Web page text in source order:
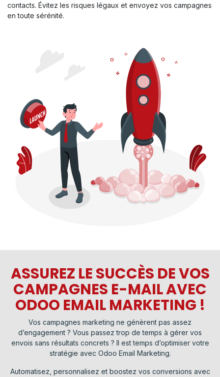
contacts. Évitez les risques légaux et envoyez vos campagnes
en toute sérénité.
ASSUREZ LE SUCCÈS DE VOS
CAMPAGNES E-MAIL AVEC
ODOO EMAIL MARKETING !
Vos campagnes marketing ne génèrent pas assez
d’engagement ? Vous passez trop de temps à gérer vos
envois sans résultats concrets ? Il est temps d’optimiser votre
stratégie avec Odoo Email Marketing.
Automatisez, personnalisez et boostez vos conversions avec